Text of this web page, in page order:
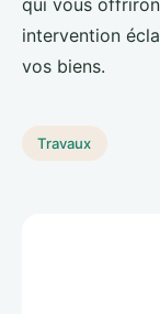
qui vous
intervention
vos biens.
Travaux